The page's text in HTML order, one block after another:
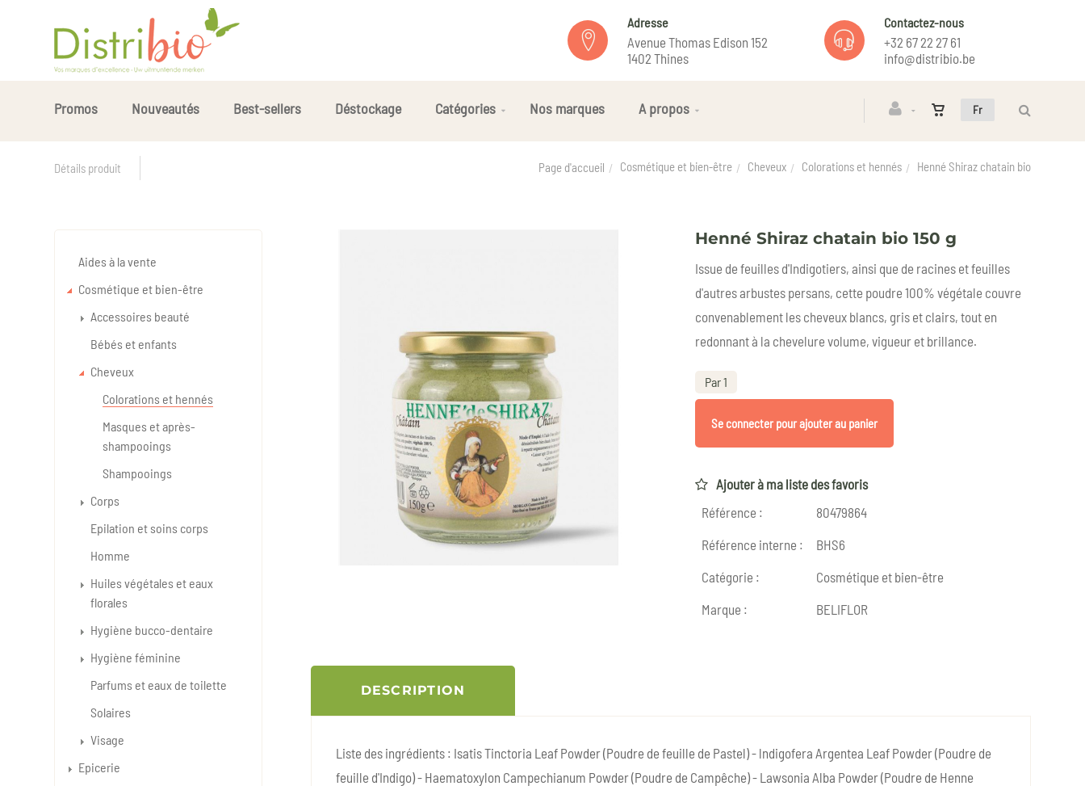
Adresse
Avenue Thomas Edison 152
1402 Thines
Contactez-nous
+32 67 22 27 61
info@distribio.be
Fr
Promos Nouveautés Best-sellers Déstockage Catégories Nos marques A propos
Détails produit Page d'accueil Cosmétique et bien-être Cheveux Colorations et hennés Henné Shiraz chatain bio
Henné Shiraz chatain bio 150 g
Issue de feuilles d'Indigotiers, ainsi que de racines et feuilles
d'autres arbustes persans, cette poudre 100% végétale couvre
convenablement les cheveux blancs, gris et clairs, tout en
redonnant à la chevelure volume, vigueur et brillance.
Par 1
Se connecter pour ajouter au panier
Ajouter à ma liste des favoris
Référence :
80479864
Référence interne :
BHS6
Catégorie :
Cosmétique et bien-être
Marque :
BELIFLOR
DESCRIPTION
Liste des ingrédients : Isatis Tinctoria Leaf Powder (Poudre de feuille de Pastel) - lndigofera Argentea Leaf Powder (Poudre de
feuille d'Indigo) - Haematoxylon Campechianum Powder (Poudre de Campêche) - Lawsonia Alba Powder (Poudre de Henne
Aides à la vente
Cosmétique et bien-être
Accessoires beauté
Bébés et enfants
Cheveux
Colorations et hennés
Masques et après-
shampooings
Shampooings
Corps
Epilation et soins corps
Homme
Huiles végétales et eaux
florales
Hygiène bucco-dentaire
Hygiène féminine
Parfums et eaux de toilette
Solaires
Visage
Epicerie